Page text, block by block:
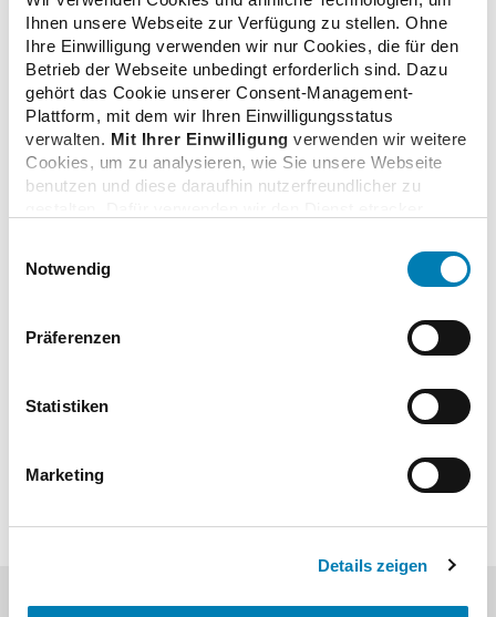
Ihnen unsere Webseite zur Verfügung zu stellen. Ohne
Ihre Einwilligung verwenden wir nur Cookies, die für den
Betrieb der Webseite unbedingt erforderlich sind. Dazu
gehört das Cookie unserer Consent-Management-
Plattform, mit dem wir Ihren Einwilligungsstatus
verwalten. Mit Ihrer Einwilligung verwenden wir weitere
Cookies, um zu analysieren, wie Sie unsere Webseite
benutzen und diese daraufhin nutzerfreundlicher zu
Adresse und Ihr Surfverhalten verarbeitet. Mit einem
Klick auf „Cookies zulassen“ stimmen Sie der
erforderlichen Cookies zu. Über die Schaltfläche „Nur
notwendige Cookies verwenden“ können Sie die nicht
unteren Regler Ihre persönlichen Bedürfnisse individuell
einstellen. Sie können Ihre Einwilligung jederzeit mit
Informationen finden Sie in unseren
Datenschutzhinweisen.
Notwendig
Präferenzen
Statistiken
Marketing
Details zeigen
E-Rezept: Ministerium legt Pauschalen für
Apotheken fest
29.06.2023
Gesundheitskarte wird als patientenfreundlicher
04.11.2022
E-Rezept: Mehr als 10.000 Apotheken sind startklar